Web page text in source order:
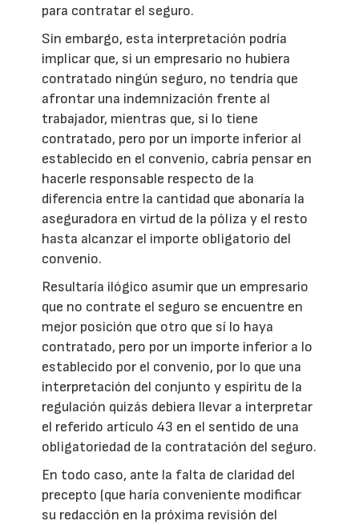
para contratar el seguro.
Sin embargo, esta interpretación podría
implicar que, si un empresario no hubiera
contratado ningún seguro, no tendría que
afrontar una indemnización frente al
trabajador, mientras que, si lo tiene
contratado, pero por un importe inferior al
establecido en el convenio, cabría pensar en
hacerle responsable respecto de la
diferencia entre la cantidad que abonaría la
aseguradora en virtud de la póliza y el resto
hasta alcanzar el importe obligatorio del
convenio.
Resultaría ilógico asumir que un empresario
que no contrate el seguro se encuentre en
mejor posición que otro que sí lo haya
contratado, pero por un importe inferior a lo
establecido por el convenio, por lo que una
interpretación del conjunto y espíritu de la
regulación quizás debiera llevar a interpretar
el referido artículo 43 en el sentido de una
obligatoriedad de la contratación del seguro.
En todo caso, ante la falta de claridad del
precepto (que haría conveniente modificar
su redacción en la próxima revisión del